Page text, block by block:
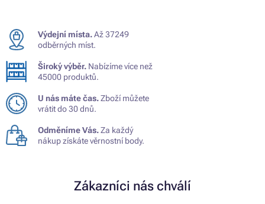
Výdejní místa.Až 37249
odběrných míst.
Široký výběr. Nabízíme více než
45000 produktů.
U nás máte čas.Zboží můžete
vrátit do 30 dnů.
Odměníme Vás.Za každý
nákup získáte věrnostní body.
Zákazníci nás chválí